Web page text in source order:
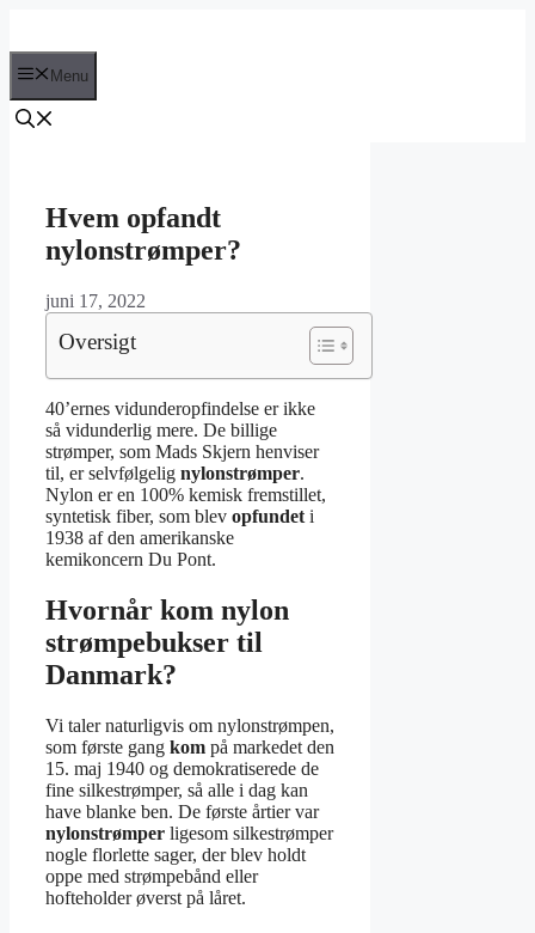
Menu
Hvem opfandt
nylonstrømper?
juni 17, 2022
Oversigt
40’ernes vidunderopfindelse er ikke
så vidunderlig mere. De billige
strømper, som Mads Skjern henviser
til, er selvfølgelig nylonstrømper.
Nylon er en 100% kemisk fremstillet,
syntetisk fiber, som blev opfundet i
1938 af den amerikanske
kemikoncern Du Pont.
Hvornår kom nylon
strømpebukser til
Danmark?
Vi taler naturligvis om nylonstrømpen,
som første gang kom på markedet den
15. maj 1940 og demokratiserede de
fine silkestrømper, så alle i dag kan
have blanke ben. De første årtier var
nylonstrømper ligesom silkestrømper
nogle florlette sager, der blev holdt
oppe med strømpebånd eller
hofteholder øverst på låret.